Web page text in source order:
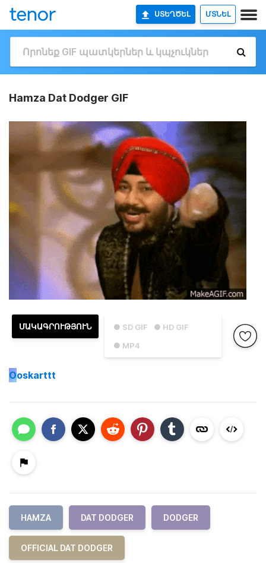
ՍՏԵՂԾԵԼ ՄՏՆԵԼ
Hamza Dat Dodger GIF
● SD GIF
● HD GIF
● MP4
ՄԱԿԱԳՐՈՒԹՅՈՒՆ
Ooskarttt
HAMZA DAT DODGER DODGER
OFFICIAL DAT DODGER